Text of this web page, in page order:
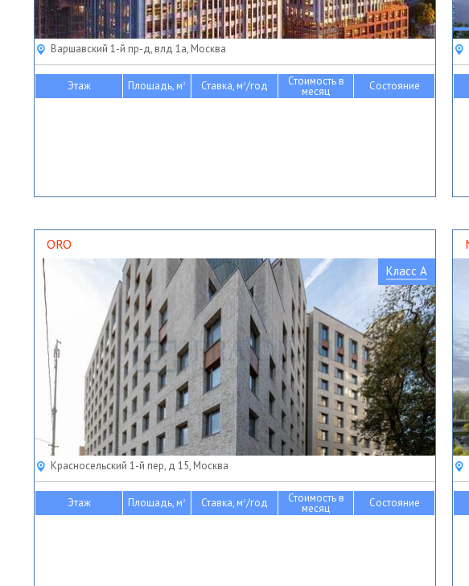
Варшавский 1-й пр-д, влд 1а, Москва
Этаж Площадь, м2 Ставка, м2/год Стоимость в
месяц Состояние
ORO
Класс A
Красносельский 1-й пер, д 15, Москва
Этаж Площадь, м2 Ставка, м2/год Стоимость в
месяц Состояние